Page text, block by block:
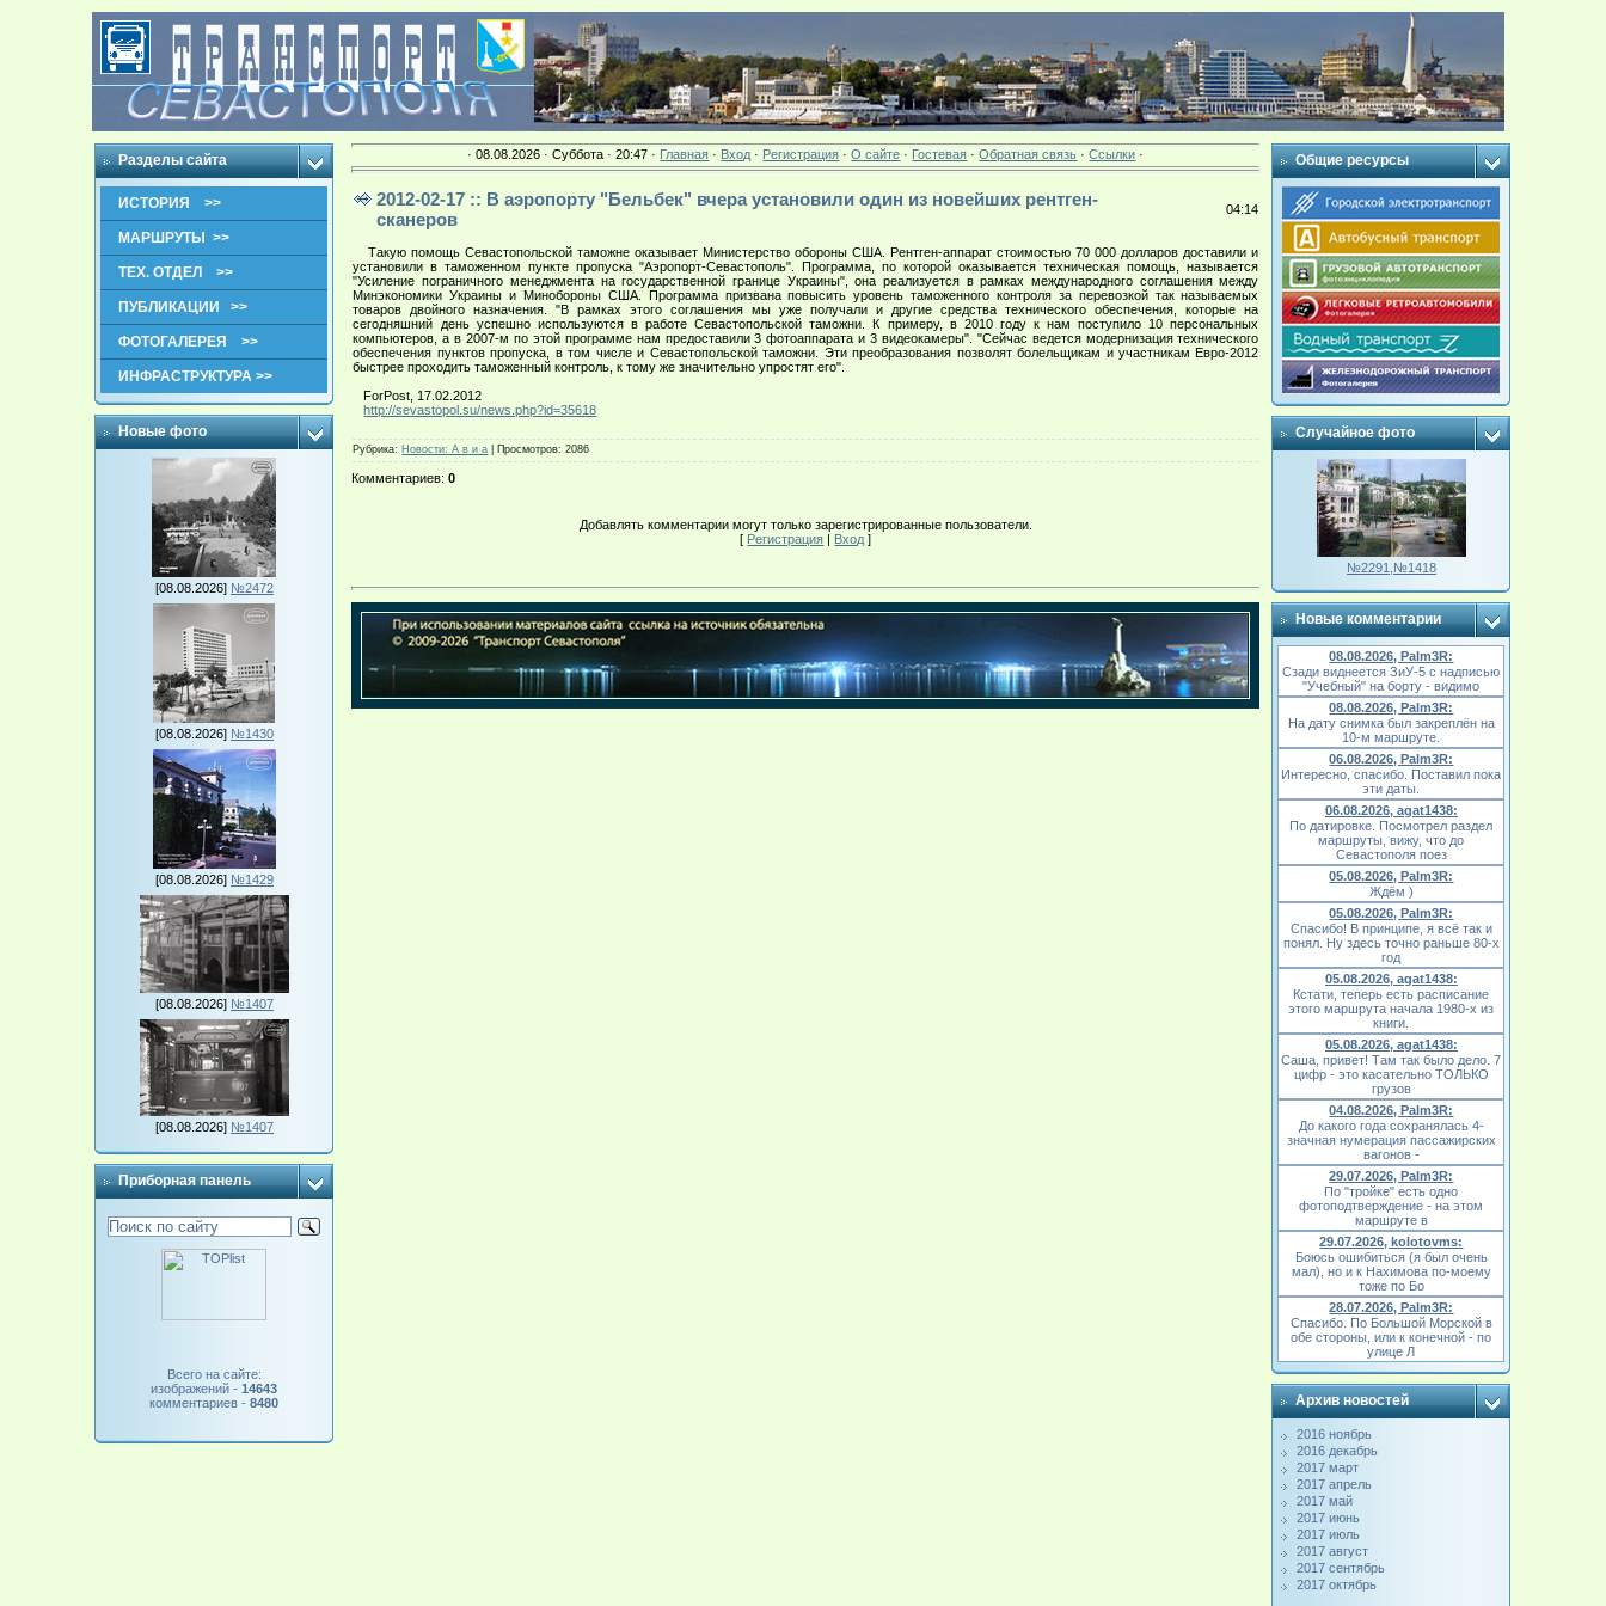
Разделы сайта
ИСТОРИЯ >>
МАРШРУТЫ >>
ТЕХ. ОТДЕЛ >>
ПУБЛИКАЦИИ >>
ФОТОГАЛЕРЕЯ >>
ИНФРАСТРУКТУРА >>
Новые фото
[08.08.2026] №2472
[08.08.2026] №1430
[08.08.2026] №1429
[08.08.2026] №1407
[08.08.2026] №1407
Приборная панель
Всего на сайте:
изображений -14643
комментариев -8480
· 08.08.2026 · Суббота · 20:47 · Главная · Вход · Регистрация ·О сайте · Гостевая ·Обратная связь ·Ссылки ·
2012-02-17 :: В аэропорту "Бельбек" вчера установили один из новейших рентген-
сканеров
04:14
Такую помощь Севастопольской таможне оказывает Министерство обороны США. Рентген-аппарат стоимостью 70 000 долларов доставили и
установили в таможенном пункте пропуска "Аэропорт-Севастополь". Программа, по которой оказывается техническая помощь, называется
"Усиление пограничного менеджмента на государственной границе Украины", она реализуется в рамках международного соглашения между
Минэкономики Украины и Минобороны США. Программа призвана повысить уровень таможенного контроля за перевозкой так называемых
товаров двойного назначения. "В рамках этого соглашения мы уже получали и другие средства технического обеспечения, которые на
сегодняшний день успешно используются в работе Севастопольской таможни. К примеру, в 2010 году к нам поступило 10 персональных
компьютеров, а в 2007-м по этой программе нам предоставили 3 фотоаппарата и 3 видеокамеры". "Сейчас ведется модернизация технического
обеспечения пунктов пропуска, в том числе и Севастопольской таможни. Эти преобразования позволят болельщикам и участникам Евро-2012
быстрее проходить таможенный контроль, к тому же значительно упростят его".
ForPost, 17.02.2012
http://sevastopol.su/news.php?id=35618
Рубрика: Новости: А в и а Просмотров: 2086
Комментариев:0
Добавлять комментарии могут только зарегистрированные пользователи.
[ Регистрация | Вход ]
Общие ресурсы
Случайное фото
№2291,№1418
Новые комментарии
08.08.2026, Palm3R:
Сзади виднеется ЗиУ-5 с надписью
"Учебный" на борту - видимо
08.08.2026, Palm3R:
На дату снимка был закреплён на
10-м маршруте.
06.08.2026, Palm3R:
Интересно, спасибо. Поставил пока
эти даты.
06.08.2026, agat1438:
По датировке. Посмотрел раздел
маршруты, вижу, что до
Севастополя поез
05.08.2026, Palm3R:
Ждём )
05.08.2026, Palm3R:
Спасибо! В принципе, я всё так и
понял. Ну здесь точно раньше 80-х
год
05.08.2026, agat1438:
Кстати, теперь есть расписание
этого маршрута начала 1980-х из
книги.
05.08.2026, agat1438:
Саша, привет! Там так было дело. 7
цифр - это касательно ТОЛЬКО
грузов
04.08.2026, Palm3R:
До какого года сохранялась 4-
значная нумерация пассажирских
вагонов -
29.07.2026, Palm3R:
По "тройке" есть одно
фотоподтверждение - на этом
маршруте в
29.07.2026, kolotovms:
Боюсь ошибиться (я был очень
мал), но и к Нахимова по-моему
тоже по Бо
28.07.2026, Palm3R:
Спасибо. По Большой Морской в
обе стороны, или к конечной - по
улице Л
Архив новостей
2016 ноябрь
2016 декабрь
2017 март
2017 апрель
2017 май
2017 июнь
2017 июль
2017 август
2017 сентябрь
2017 октябрь